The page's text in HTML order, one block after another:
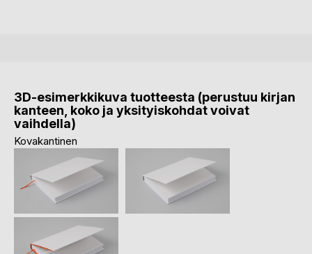
3D-esimerkkikuva tuotteesta (perustuu kirjan
kanteen, koko ja yksityiskohdat voivat
vaihdella)
Kovakantinen